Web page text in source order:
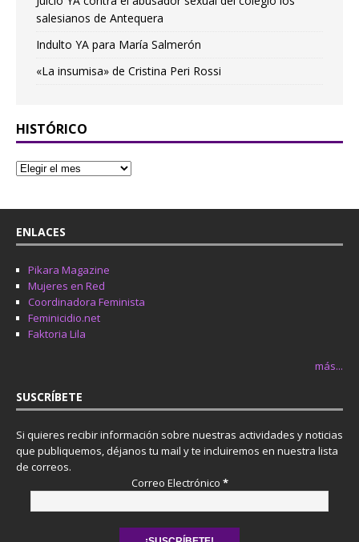
salesianos de Antequera
Indulto YA para María Salmerón
«La insumisa» de Cristina Peri Rossi
HISTÓRICO
ENLACES
Pikara Magazine
Mujeres en Red
Coordinadora Feminista
Feminicidio.net
Faktoria Lila
más...
SUSCRÍBETE
Si quieres recibir información sobre nuestras actividades y noticias
que publiquemos, déjanos tu mail y te incluiremos en nuestra lista
de correos.
Correo Electrónico *